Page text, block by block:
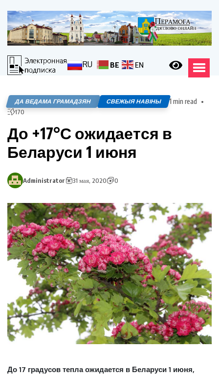
RU BE EN
ДА ВЕДАМА ГРАМАДЗЯН СВЕЖЫЯ НАВІНЫ 1 min read
170
До +17°С ожидается в
Беларуси 1 июня
Administrator 31 мая, 2020 0
До 17 градусов тепла ожидается в Беларуси 1 июня,